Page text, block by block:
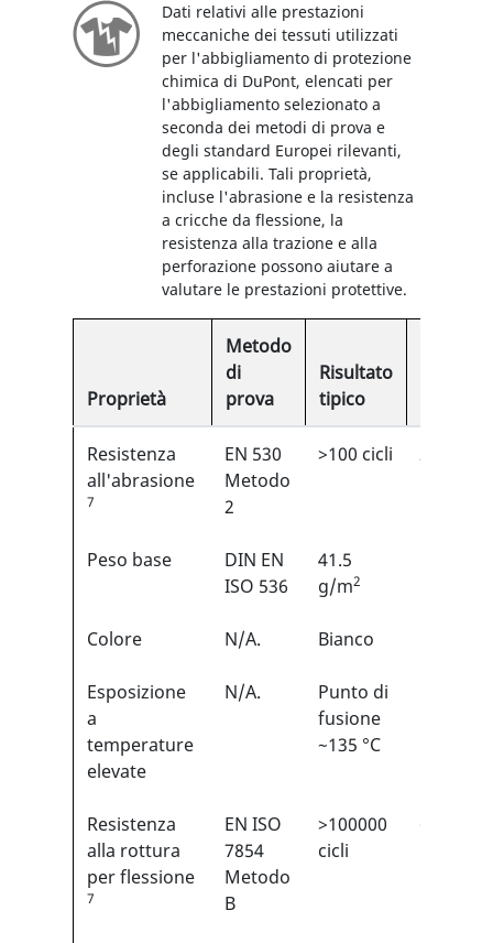
Dati relativi alle prestazioni
meccaniche dei tessuti utilizzati
per l'abbigliamento di protezione
chimica di DuPont, elencati per
l'abbigliamento selezionato a
seconda dei metodi di prova e
degli standard Europei rilevanti,
se applicabili. Tali proprietà,
incluse l'abrasione e la resistenza
a cricche da flessione, la
resistenza alla trazione e alla
perforazione possono aiutare a
valutare le prestazioni protettive.
Proprietà
Metodo
di
prova
Risultato
tipico
Resistenza
all'abrasione
7
EN 530
Metodo
2
>100 cicli 2/6
Peso base
DIN EN
ISO 536
41.5
g/m2
Colore N/A. Bianco
Esposizione
a
temperature
elevate
N/A.
Punto di
fusione
~135 °C
Resistenza
alla rottura
per flessione
7
EN ISO
7854
Metodo
B
>100000
cicli